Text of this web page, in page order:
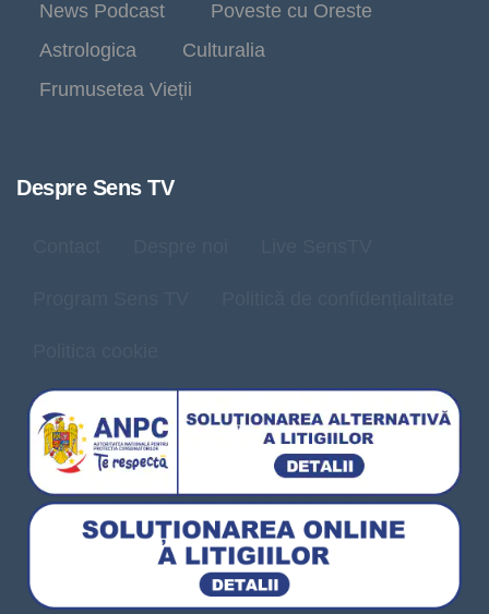
News Podcast
Poveste cu Oreste
Astrologica
Culturalia
Frumusetea Vieții
Despre Sens TV